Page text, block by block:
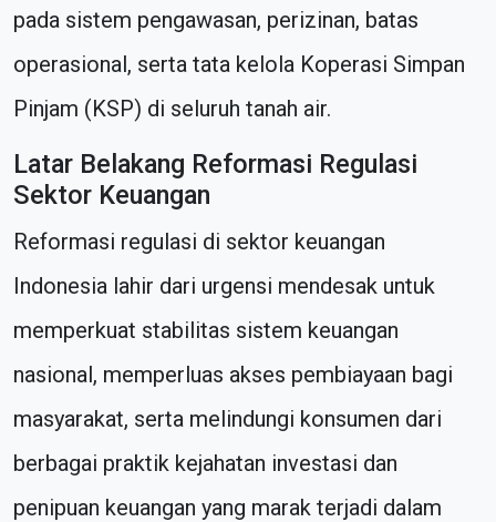
pada sistem pengawasan, perizinan, batas
operasional, serta tata kelola Koperasi Simpan
Pinjam (KSP) di seluruh tanah air.
Latar Belakang Reformasi Regulasi
Sektor Keuangan
Reformasi regulasi di sektor keuangan
Indonesia lahir dari urgensi mendesak untuk
memperkuat stabilitas sistem keuangan
nasional, memperluas akses pembiayaan bagi
masyarakat, serta melindungi konsumen dari
berbagai praktik kejahatan investasi dan
penipuan keuangan yang marak terjadi dalam